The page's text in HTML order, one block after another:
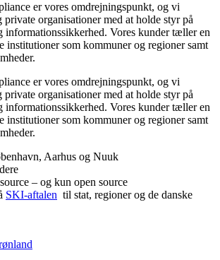
er vores omdrejningspunkt, og vi
organisationer med at holde styr på
informationssikkerhed. Vores kunder tæller en
som kommuner og regioner samt
er vores omdrejningspunkt, og vi
organisationer med at holde styr på
informationssikkerhed. Vores kunder tæller en
som kommuner og regioner samt
Aarhus og Nuuk
– og kun open source
SKI-aftalen til stat, regioner og de danske